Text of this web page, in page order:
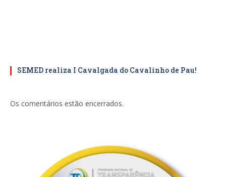
SEMED realiza I Cavalgada do Cavalinho de Pau!
Os comentários estão encerrados.